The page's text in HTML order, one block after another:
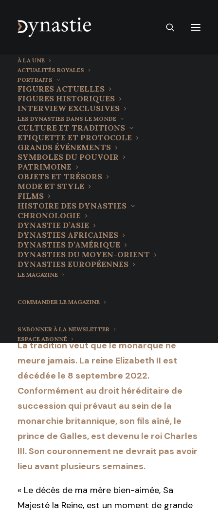
À LA UNE
ACTUALITÉS ROYALES
PORTRAITS
FIGURES ACTUELLES
FIGURES HISTORIQUES
INTERVIEW EXCLUSIVES
LES DYNASTIES DANS LE MONDE
CULTURE ET TRADITIONS
ETIQUETTE ET PROTOCOLE
GRANDS ÉVÉNEMENTS
SYMBOLES DU POUVOIR
PATRIMOINE
OBJETS ET TRÉSORS
MODE ET STYLE
FILMS
HISTOIRE DES DYNASTIES
CHRONOLOGIE
DYNASTIE D’ASIE
DYNASTIES AFRICAINES
DYNASTIES D’AMÉRIQUE
DYNASTIES DU MOYEN-ORIENT
DYNASTIES EUROPÉENNES
LE MAGAZINE
COMMANDER LE MAGAZINE
S’ABONNER À LA NEWSLETTER
ESPACE ABONNÉ
Le prince de Galles est
devenu le roi Charles
III
9 septembre 2022
La tradition veut que le monarque ne
meure jamais. La reine Elizabeth II est
décédée le 8 septembre 2022.
Conformément au droit héréditaire de
succession qui prévaut au sein de la
monarchie britannique, son fils aîné, le
prince de Galles, est devenu le roi Charles
III. Son couronnement ne devrait pas avoir
lieu avant plusieurs semaines.
« Le décès de ma mère bien-aimée, Sa
Majesté la Reine, est un moment de grande